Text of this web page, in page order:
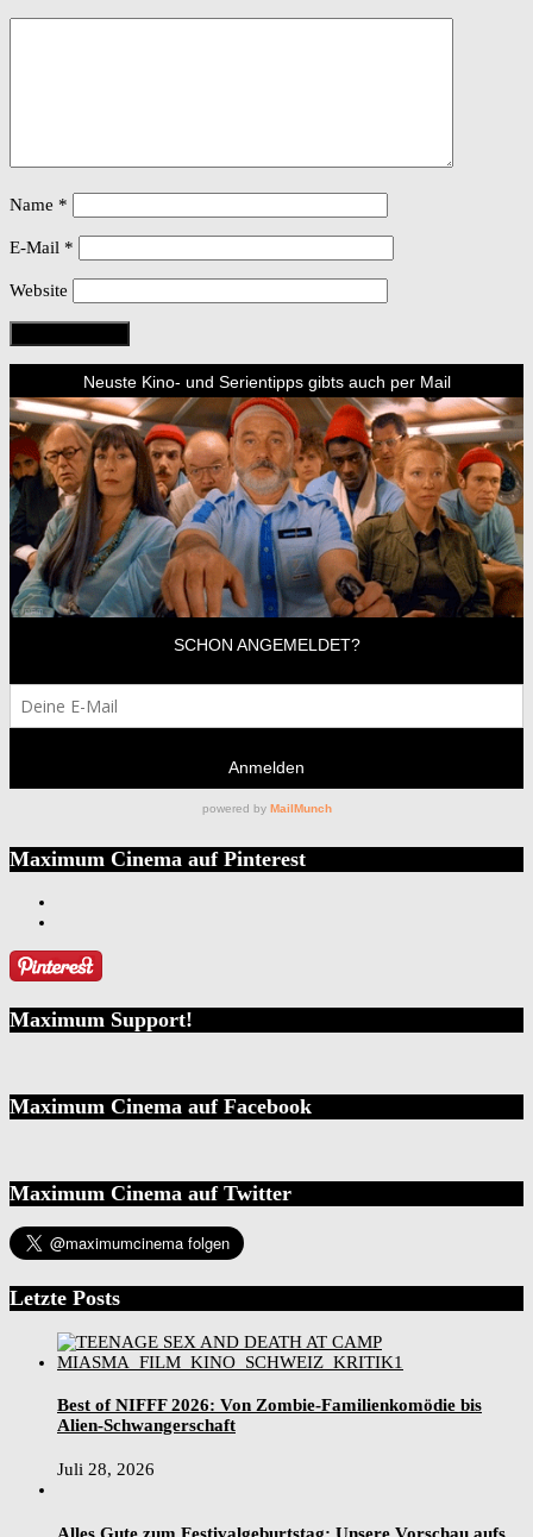
Name *
E-Mail *
Website
Maximum Cinema auf Pinterest
Maximum Support!
Maximum Cinema auf Facebook
Maximum Cinema auf Twitter
Letzte Posts
Best of NIFFF 2026: Von Zombie-Familienkomödie bis
Alien-Schwangerschaft
Juli 28, 2026